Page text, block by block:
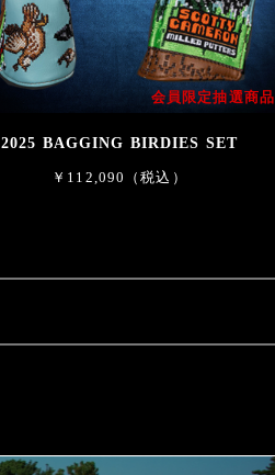
会員限定抽選商品
2025 BAGGING BIRDIES SET
￥112,090（税込）